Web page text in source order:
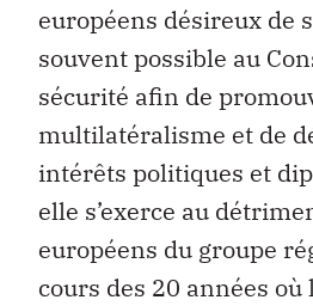
européens désireux de
souvent possible au
sécurité afin de
multilatéralisme et de
intérêts politiques et
elle s’exerce au
européens du groupe
cours des 20 années où